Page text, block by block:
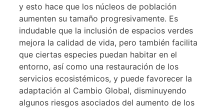
y esto hace que los núcleos de población
aumenten su tamaño progresivamente. Es
indudable que la inclusión de espacios verdes
mejora la calidad de vida, pero también facilita
que ciertas especies puedan habitar en el
entorno, así como una restauración de los
servicios ecosistémicos, y puede favorecer la
adaptación al Cambio Global, disminuyendo
algunos riesgos asociados del aumento de los